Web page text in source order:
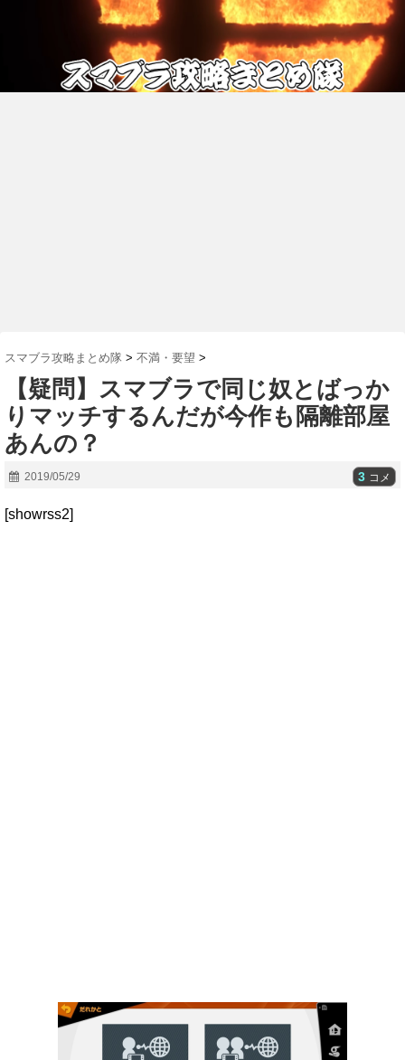
スマブラ攻略まとめ隊 > 不満・要望 >
【疑問】スマブラで同じ奴とばっか
りマッチするんだが今作も隔離部屋
あんの？
2019/05/29 3 コメ
[showrss2]